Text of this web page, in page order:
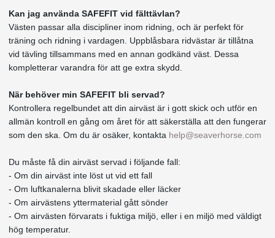
Kan jag använda SAFEFIT vid fälttävlan?
Västen passar alla discipliner inom ridning, och är perfekt för
träning och ridning i vardagen. Uppblåsbara ridvästar är tillåtna
vid tävling tillsammans med en annan godkänd väst. Dessa
kompletterar varandra för att ge extra skydd.
När behöver min SAFEFIT bli servad?
Kontrollera regelbundet att din airväst är i gott skick och utför en
allmän kontroll en gång om året för att säkerställa att den fungerar
som den ska. Om du är osäker, kontakta help@seaverhorse.com
Du måste få din airväst servad i följande fall:
- Om din airväst inte löst ut vid ett fall
- Om luftkanalerna blivit skadade eller läcker
- Om airvästens yttermaterial gått sönder
- Om airvästen förvarats i fuktiga miljö, eller i en miljö med väldigt
hög temperatur.